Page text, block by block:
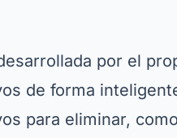
por el
de forma
para eliminar,